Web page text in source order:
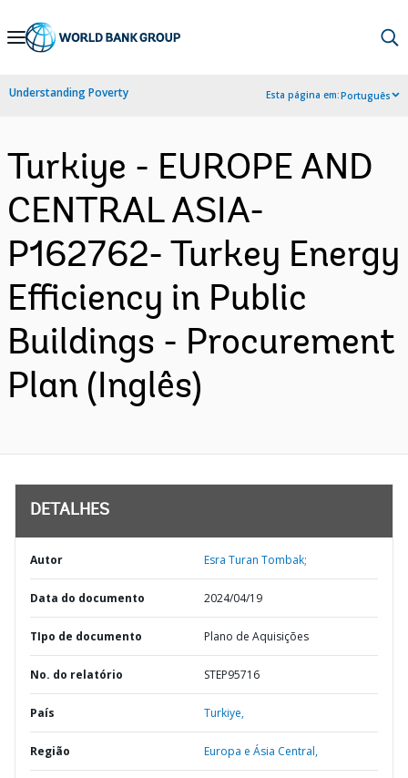
Skip
Navigation
Understanding Poverty Esta página em:Português
Turkiye - EUROPE AND
CENTRAL ASIA-
P162762- Turkey Energy
Efficiency in Public
Buildings - Procurement
Plan (Inglês)
DETALHES
Autor Esra Turan Tombak;
Data do documento 2024/04/19
TIpo de documento Plano de Aquisições
No. do relatório STEP95716
País Turkiye,
Região Europa e Ásia Central,